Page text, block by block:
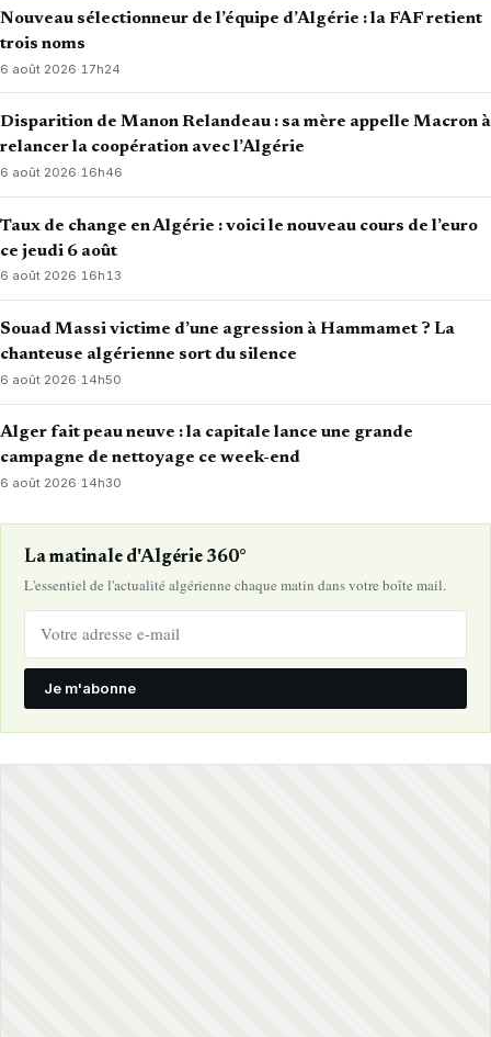
Nouveau sélectionneur de l’équipe d’Algérie : la FAF retient
trois noms
6 août 2026· 17h24
Disparition de Manon Relandeau : sa mère appelle Macron à
relancer la coopération avec l’Algérie
6 août 2026·16h46
Taux de change en Algérie : voici le nouveau cours de l’euro
ce jeudi 6 août
6 août 2026·16h13
Souad Massi victime d’une agression à Hammamet ? La
chanteuse algérienne sort du silence
6 août 2026·14h50
Alger fait peau neuve : la capitale lance une grande
campagne de nettoyage ce week-end
6 août 2026·14h30
La matinale d'Algérie 360°
L'essentiel de l'actualité algérienne chaque matin dans votre boîte mail.
Je m'abonne